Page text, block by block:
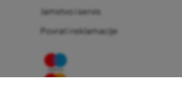
Jamstvo i servis
Povrat i reklamacije